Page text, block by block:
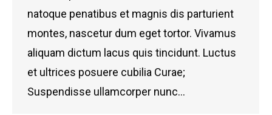
natoque penatibus et magnis dis parturient
montes, nascetur dum eget tortor. Vivamus
aliquam dictum lacus quis tincidunt. Luctus
et ultrices posuere cubilia Curae;
Suspendisse ullamcorper nunc…